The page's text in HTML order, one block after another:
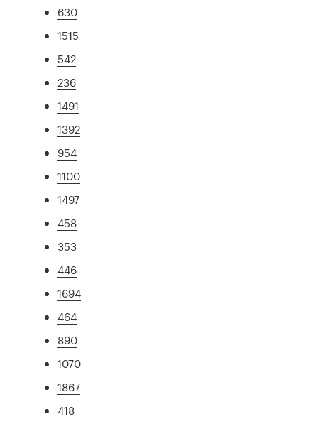
630
1515
542
236
1491
1392
954
1100
1497
458
353
446
1694
464
890
1070
1867
418